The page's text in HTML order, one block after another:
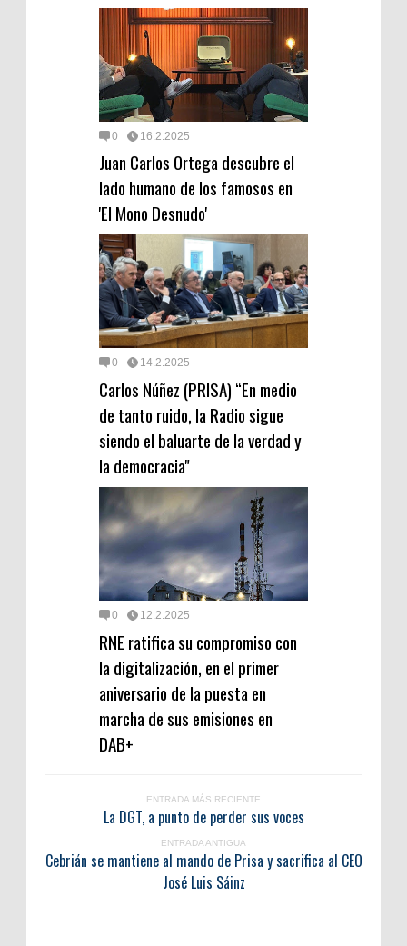
0 16.2.2025
Juan Carlos Ortega descubre el
lado humano de los famosos en
'El Mono Desnudo'
0 14.2.2025
Carlos Núñez (PRISA) “En medio
de tanto ruido, la Radio sigue
siendo el baluarte de la verdad y
la democracia"
0 12.2.2025
RNE ratifica su compromiso con
la digitalización, en el primer
aniversario de la puesta en
marcha de sus emisiones en
DAB+
ENTRADA MÁS RECIENTE
La DGT, a punto de perder sus voces
ENTRADA ANTIGUA
Cebrián se mantiene al mando de Prisa y sacrifica al CEO
José Luis Sáinz